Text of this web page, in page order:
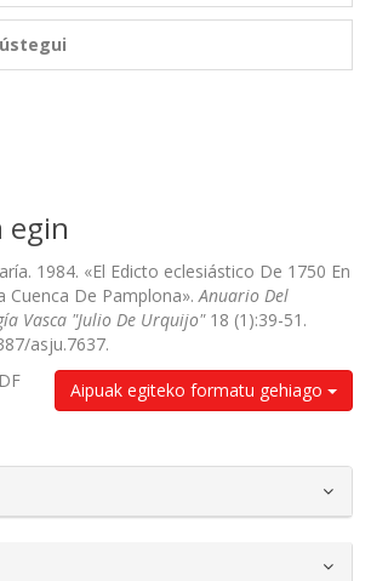
egin
1984. «El Edicto eclesiástico De 1750 En
Cuenca De Pamplona».Anuario Del
Vasca "Julio De Urquijo"18 (1):39-51.
asju.7637.
Aipuak egiteko formatu gehiago